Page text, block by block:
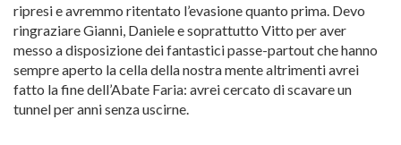
ripresi e avremmo ritentato l’evasione quanto prima. Devo
ringraziare Gianni, Daniele e soprattutto Vitto per aver
messo a disposizione dei fantastici passe-partout che hanno
sempre aperto la cella della nostra mente altrimenti avrei
fatto la fine dell’Abate Faria: avrei cercato di scavare un
tunnel per anni senza uscirne.